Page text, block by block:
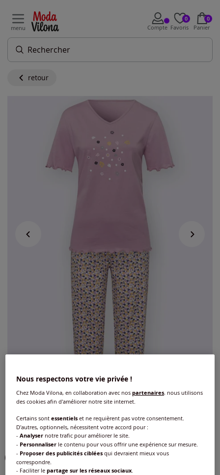
menu Compte
0
Favoris
0
Panier
retour
Pyjama court jersey fin
Couleur : mauve imprimé
Nous respectons votre vie privée !
Chez Moda Vilona, en collaboration avec nospartenaires, nous utilisons
des cookies afin d'améliorer notre site internet.
Certains sontessentiels et ne requièrent pas votre consentement.
D'autres, optionnels, nécessitent votre accord pour :
-Analyser notre trafic pour améliorer le site.
- Personnaliser le contenu pour vous offrir une expérience sur mesure.
- Proposer des publicités ciblées qui devraient mieux vous
correspondre.
- Faciliter lepartage sur les réseaux sociaux